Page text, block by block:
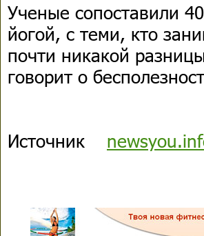
Ученые сопоставили
йогой, с теми, кто
почти никакой
говорит о
Источник